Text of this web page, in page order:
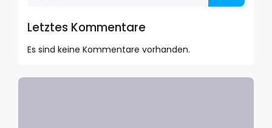
Letztes Kommentare
Es sind keine Kommentare vorhanden.